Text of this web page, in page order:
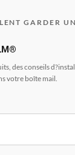
GARDER
des conseils
votre boîte mail.